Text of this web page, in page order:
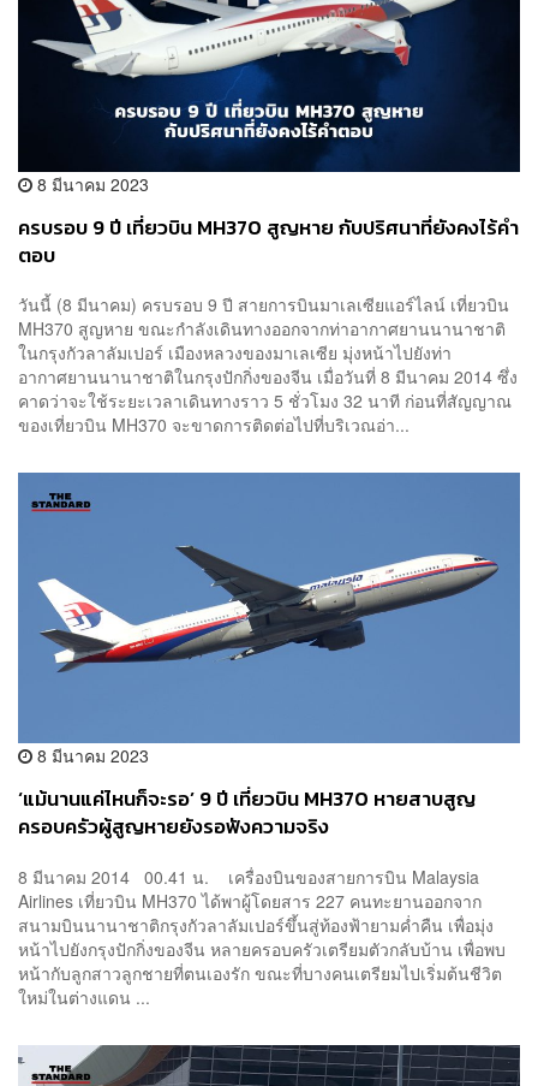
8 มีนาคม 2023
ครบรอบ 9 ปี เที่ยวบิน MH370 สูญหาย กับปริศนาที่ยังคงไร้คำ
ตอบ
วันนี้ (8 มีนาคม) ครบรอบ 9 ปี สายการบินมาเลเซียแอร์ไลน์ เที่ยวบิน
MH370 สูญหาย ขณะกำลังเดินทางออกจากท่าอากาศยานนานาชาติ
ในกรุงกัวลาลัมเปอร์ เมืองหลวงของมาเลเซีย มุ่งหน้าไปยังท่า
อากาศยานนานาชาติในกรุงปักกิ่งของจีน เมื่อวันที่ 8 มีนาคม 2014 ซึ่ง
คาดว่าจะใช้ระยะเวลาเดินทางราว 5 ชั่วโมง 32 นาที ก่อนที่สัญญาณ
ของเที่ยวบิน MH370 จะขาดการติดต่อไปที่บริเวณอ่า...
8 มีนาคม 2023
‘แม้นานแค่ไหนก็จะรอ’ 9 ปี เที่ยวบิน MH370 หายสาบสูญ
ครอบครัวผู้สูญหายยังรอฟังความจริง
8 มีนาคม 2014 00.41 น. เครื่องบินของสายการบิน Malaysia
Airlines เที่ยวบิน MH370 ได้พาผู้โดยสาร 227 คนทะยานออกจาก
สนามบินนานาชาติกรุงกัวลาลัมเปอร์ขึ้นสู่ท้องฟ้ายามค่ำคืน เพื่อมุ่ง
หน้าไปยังกรุงปักกิ่งของจีน หลายครอบครัวเตรียมตัวกลับบ้าน เพื่อพบ
หน้ากับลูกสาวลูกชายที่ตนเองรัก ขณะที่บางคนเตรียมไปเริ่มต้นชีวิต
ใหม่ในต่างแดน ...